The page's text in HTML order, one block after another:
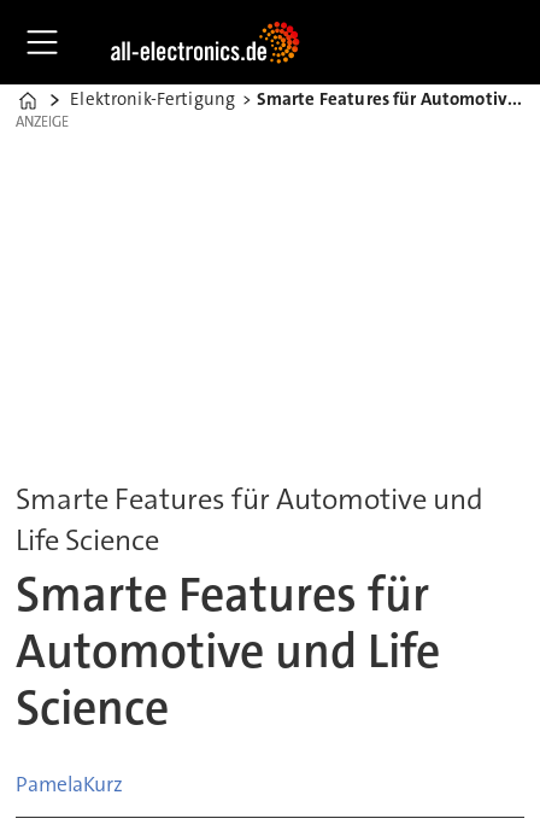
Home
Elektronik-Fertigung Smarte Features für Automotive und Life Science
ANZEIGE
ANZEIGE
Smarte Features für Automotive und
Life Science
Smarte Features für
Automotive und Life
Science
PamelaKurz